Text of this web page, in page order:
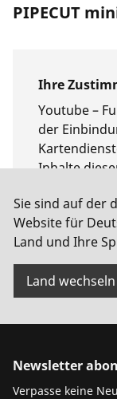
PIPECUT
Ihre
Youtube –
der
Inhalte
Sie sind auf der
Website für
Land und Ihre
Land wechseln
Newsletter
Verpasse keine